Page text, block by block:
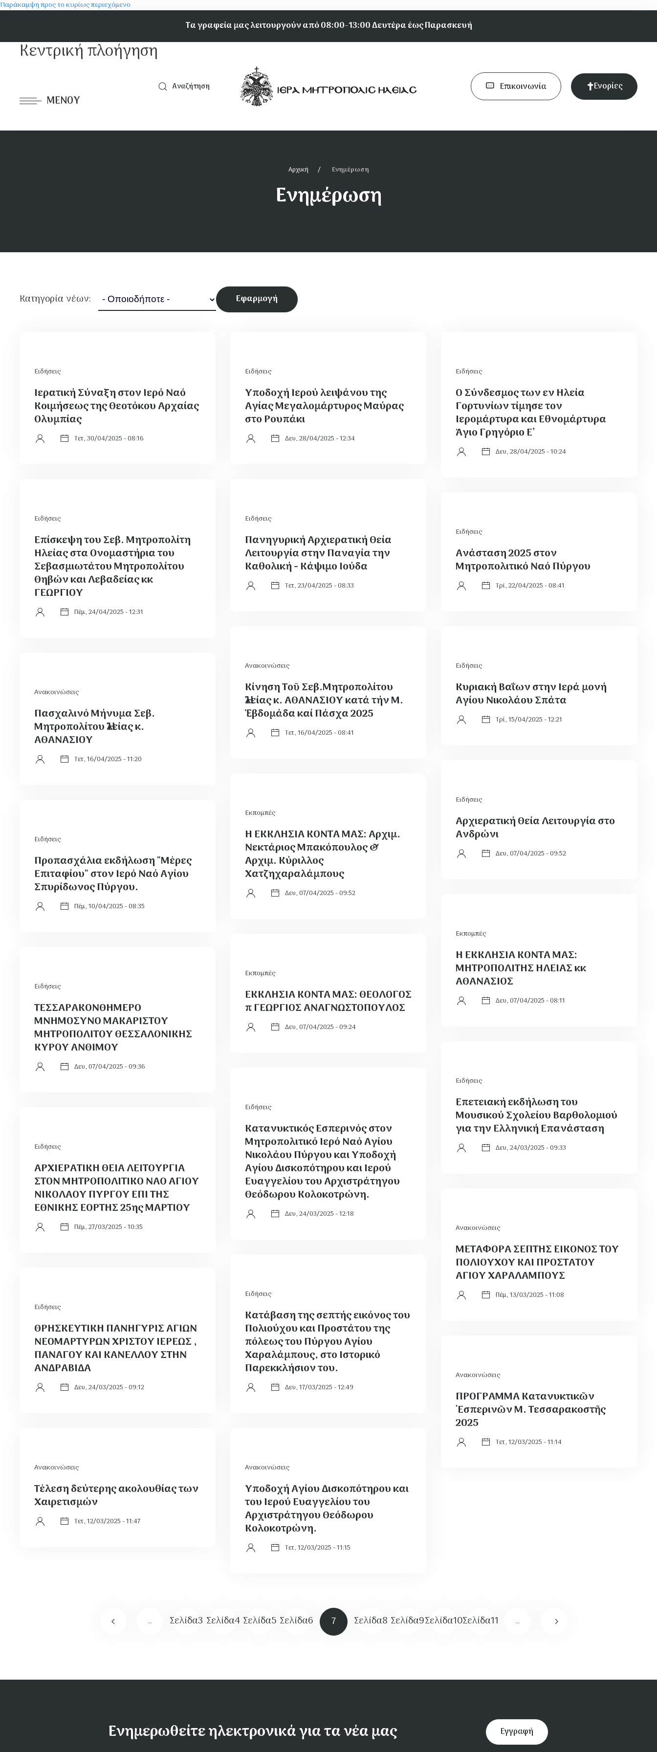
Παράκαμψη προς το κυρίως περιεχόμενο
Τα γραφεία μας λειτουργούν από 08:00-13:00 Δευτέρα έως Παρασκευή
Κεντρική πλοήγηση
ΜΕΝΟΎ
Αναζήτηση Επικοινωνία Ενορίες
Αρχική Ενημέρωση
Ενημέρωση
Κατηγορία νέων:
Ειδήσεις
Ιερατική Σύναξη στον Ιερό Ναό
Κοιμήσεως της Θεοτόκου Αρχαίας
Ολυμπίας
Τετ, 30/04/2025 - 08:16
Ειδήσεις
Υποδοχή Ιερού λειψάνου της
Αγίας Μεγαλομάρτυρος Μαύρας
στο Ρουπάκι
Δευ, 28/04/2025 - 12:34
Ειδήσεις
Ο Σύνδεσμος των εν Ηλεία
Γορτυνίων τίμησε τον
Ιερομάρτυρα και Εθνομάρτυρα
Άγιο Γρηγόριο Ε’
Δευ, 28/04/2025 - 10:24
Ειδήσεις
Επίσκεψη του Σεβ. Μητροπολίτη
Ηλείας στα Ονομαστήρια του
Σεβασμιωτάτου Μητροπολίτου
Θηβών και Λεβαδείας κκ
ΓΕΩΡΓΙΟΥ
Πέμ, 24/04/2025 - 12:31
Ειδήσεις
Πανηγυρική Αρχιερατική Θεία
Λειτουργία στην Παναγία την
Καθολική - Κάψιμο Ιούδα
Τετ, 23/04/2025 - 08:33
Ειδήσεις
Ανάσταση 2025 στον
Μητροπολιτικό Ναό Πύργου
Τρί, 22/04/2025 - 08:41
Ανακοινώσεις
Πασχαλινό Μήνυμα Σεβ.
Μητροπολίτου Ἠλείας κ.
ΑΘΑΝΑΣΙΟΥ
Τετ, 16/04/2025 - 11:20
Ανακοινώσεις
Κίνηση Τοῦ Σεβ.Μητροπολίτου
Ἠλείας κ. ΑΘΑΝΑΣΙΟΥ κατά τήν Μ.
Ἑβδομάδα καί Πάσχα 2025
Τετ, 16/04/2025 - 08:41
Ειδήσεις
Κυριακή Βαΐων στην Ιερά μονή
Αγίου Νικολάου Σπάτα
Τρί, 15/04/2025 - 12:21
Ειδήσεις
Προπασχάλια εκδήλωση "Μέρες
Επιταφίου" στον Ιερό Ναό Αγίου
Σπυρίδωνος Πύργου.
Πέμ, 10/04/2025 - 08:35
Εκπομπές
Η ΕΚΚΛΗΣΙΑ ΚΟΝΤΑ ΜΑΣ: Αρχιμ.
Νεκτάριος Μπακόπουλος &
Αρχιμ. Κύριλλος
Χατζηχαραλάμπους
Δευ, 07/04/2025 - 09:52
Ειδήσεις
Αρχιερατική Θεία Λειτουργία στο
Ανδρώνι
Δευ, 07/04/2025 - 09:52
Ειδήσεις
ΤΕΣΣΑΡΑΚΟΝΘΗΜΕΡΟ
ΜΝΗΜΟΣΥΝΟ ΜΑΚΑΡΙΣΤΟΥ
ΜΗΤΡΟΠΟΛΙΤΟΥ ΘΕΣΣΑΛΟΝΙΚΗΣ
ΚΥΡΟΥ ΑΝΘΙΜΟΥ
Δευ, 07/04/2025 - 09:36
Εκπομπές
ΕΚΚΛΗΣΙΑ ΚΟΝΤΑ ΜΑΣ: ΘΕΟΛΟΓΟΣ
π ΓΕΩΡΓΙΟΣ ΑΝΑΓΝΩΣΤΟΠΟΥΛΟΣ
Δευ, 07/04/2025 - 09:24
Εκπομπές
Η ΕΚΚΛΗΣΙΑ ΚΟΝΤΑ ΜΑΣ:
ΜΗΤΡΟΠΟΛΙΤΗΣ ΗΛΕΙΑΣ κκ
ΑΘΑΝΑΣΙΟΣ
Δευ, 07/04/2025 - 08:11
Ειδήσεις
ΑΡΧΙΕΡΑΤΙΚΗ ΘΕΙΑ ΛΕΙΤΟΥΡΓΙΑ
ΣΤΟΝ ΜΗΤΡΟΠΟΛΙΤΙΚΟ ΝΑΟ ΑΓΙΟΥ
ΝΙΚΟΛΑΟΥ ΠΥΡΓΟΥ ΕΠΙ ΤΗΣ
ΕΘΝΙΚΗΣ ΕΟΡΤΗΣ 25ης ΜΑΡΤΙΟΥ
Πέμ, 27/03/2025 - 10:35
Ειδήσεις
Κατανυκτικός Εσπερινός στον
Μητροπολιτικό Ιερό Ναό Αγίου
Νικολάου Πύργου και Υποδοχή
Αγίου Δισκοπότηρου και Ιερού
Ευαγγελίου του Αρχιστράτηγου
Θεόδωρου Κολοκοτρώνη.
Δευ, 24/03/2025 - 12:18
Ειδήσεις
Επετειακή εκδήλωση του
Μουσικού Σχολείου Βαρθολομιού
για την Ελληνική Επανάσταση
Δευ, 24/03/2025 - 09:33
Ειδήσεις
ΘΡΗΣΚΕΥΤΙΚΗ ΠΑΝΗΓΥΡΙΣ ΑΓΙΩΝ
ΝΕΟΜΑΡΤΥΡΩΝ ΧΡΙΣΤΟΥ ΙΕΡΕΩΣ ,
ΠΑΝΑΓΟΥ ΚΑΙ ΚΑΝΕΛΛΟΥ ΣΤΗΝ
ΑΝΔΡΑΒΙΔΑ
Δευ, 24/03/2025 - 09:12
Ειδήσεις
Κατάβαση της σεπτής εικόνος του
Πολιούχου και Προστάτου της
πόλεως του Πύργου Αγίου
Χαραλάμπους, στο Ιστορικό
Παρεκκλήσιον του.
Δευ, 17/03/2025 - 12:49
Ανακοινώσεις
ΜΕΤΑΦΟΡΑ ΣΕΠΤΗΣ ΕΙΚΟΝΟΣ ΤΟΥ
ΠΟΛΙΟΥΧΟΥ ΚΑΙ ΠΡΟΣΤΑΤΟΥ
ΑΓΙΟΥ ΧΑΡΑΛΑΜΠΟΥΣ
Πέμ, 13/03/2025 - 11:08
Ανακοινώσεις
Τέλεση δεύτερης ακολουθίας των
Χαιρετισμών
Τετ, 12/03/2025 - 11:47
Ανακοινώσεις
Υποδοχή Αγίου Δισκοπότηρου και
του Ιερού Ευαγγελίου του
Αρχιστράτηγου Θεόδωρου
Κολοκοτρώνη.
Τετ, 12/03/2025 - 11:15
Ανακοινώσεις
ΠΡΟΓΡΑΜΜΑ Κατανυκτικῶν
῾Εσπερινῶν Μ. Τεσσαρακοστῆς
2025
Τετ, 12/03/2025 - 11:14
… Σελίδα3 Σελίδα4 Σελίδα5 Σελίδα6 7 Σελίδα8 Σελίδα9Σελίδα10Σελίδα11 …
Ενημερωθείτε ηλεκτρονικά για τα νέα μας Εγγραφή